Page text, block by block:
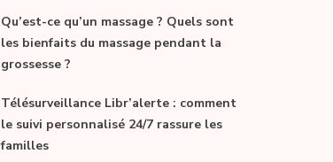
Qu’est-ce qu’un massage ? Quels sont
les bienfaits du massage pendant la
grossesse ?
Télésurveillance Libr’alerte : comment
le suivi personnalisé 24/7 rassure les
familles